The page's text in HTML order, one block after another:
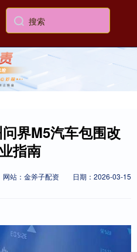
界M5汽车包围改
指南
网站：金斧子配资
日期：2026-03-15